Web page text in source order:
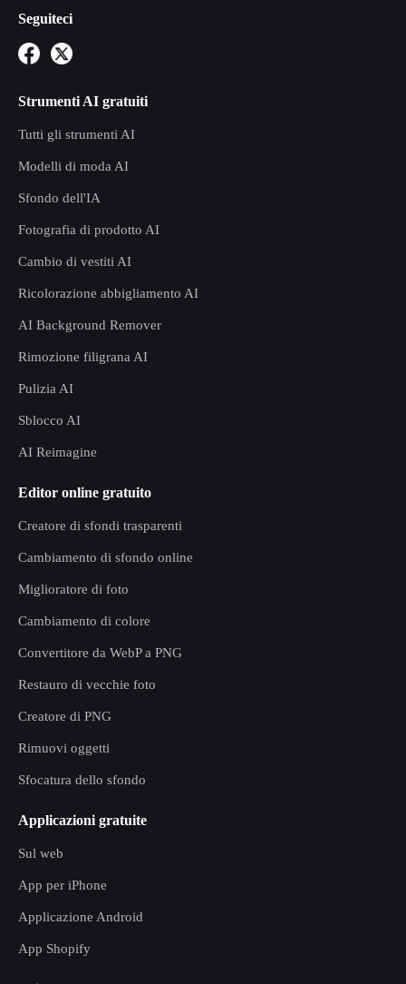
Seguiteci
Strumenti AI gratuiti
Tutti gli strumenti AI
Modelli di moda AI
Sfondo dell'IA
Fotografia di prodotto AI
Cambio di vestiti AI
Ricolorazione abbigliamento AI
AI Background Remover
Rimozione filigrana AI
Pulizia AI
Sblocco AI
AI Reimagine
Editor online gratuito
Creatore di sfondi trasparenti
Cambiamento di sfondo online
Miglioratore di foto
Cambiamento di colore
Convertitore da WebP a PNG
Restauro di vecchie foto
Creatore di PNG
Rimuovi oggetti
Sfocatura dello sfondo
Applicazioni gratuite
Sul web
App per iPhone
Applicazione Android
App Shopify